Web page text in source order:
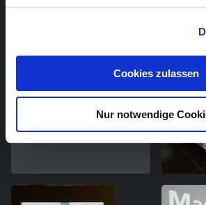
Cookies zulassen
Nur notwendige